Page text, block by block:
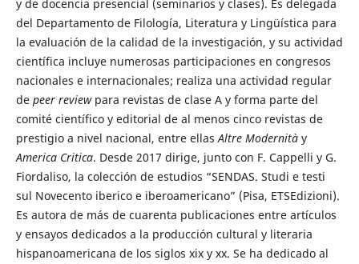
y de docencia presencial (seminarios y clases). Es delegada
del Departamento de Filología, Literatura y Lingüística para
la evaluación de la calidad de la investigación, y su actividad
científica incluye numerosas participaciones en congresos
nacionales e internacionales; realiza una actividad regular
de peer review para revistas de clase A y forma parte del
comité científico y editorial de al menos cinco revistas de
prestigio a nivel nacional, entre ellasAltre Modernità y
America Critica. Desde 2017 dirige, junto con F. Cappelli y G.
Fiordaliso, la colección de estudios “SENDAS. Studi e testi
sul Novecento iberico e iberoamericano” (Pisa, ETSEdizioni).
Es autora de más de cuarenta publicaciones entre artículos
y ensayos dedicados a la producción cultural y literaria
hispanoamericana de los siglos xix y xx. Se ha dedicado al